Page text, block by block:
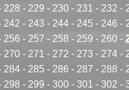
228 - 229 - 230 - 231 - 232 -
242 - 243 - 244 - 245 - 246 -
256 - 257 - 258 - 259 - 260 -
270 - 271 - 272 - 273 - 274 -
284 - 285 - 286 - 287 - 288 -
298 - 299 - 300 - 301 - 302 -